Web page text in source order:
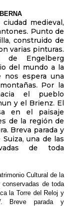
medieval,
Punto de
construido de
varias pinturas.
Engelberg
del mundo a la
espera una
Por la
el pueblo
y el Brienz. El
en el paisaje
de la región de
Breva parada y
una de las
de toda
Cultural de la
conservadas detoda
la Torre del Relojy
Breve parada y